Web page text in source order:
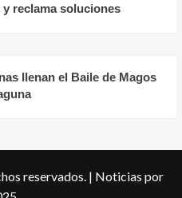
reclama soluciones
llenan el Baile de Magos
reservados. | Noticias por